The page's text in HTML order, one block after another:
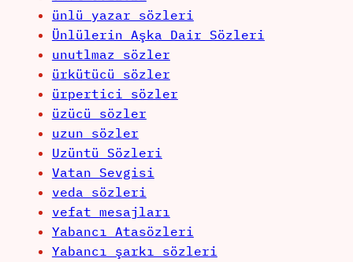
ünlü yazar sözleri
Ünlülerin Aşka Dair Sözleri
unutlmaz sözler
ürkütücü sözler
ürpertici sözler
üzücü sözler
uzun sözler
Uzüntü Sözleri
Vatan Sevgisi
veda sözleri
vefat mesajları
Yabancı Atasözleri
Yabancı şarkı sözleri